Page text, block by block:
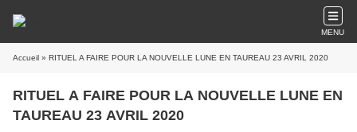
MENU
Accueil » RITUEL A FAIRE POUR LA NOUVELLE LUNE EN TAUREAU 23 AVRIL 2020
RITUEL A FAIRE POUR LA NOUVELLE LUNE EN
TAUREAU 23 AVRIL 2020